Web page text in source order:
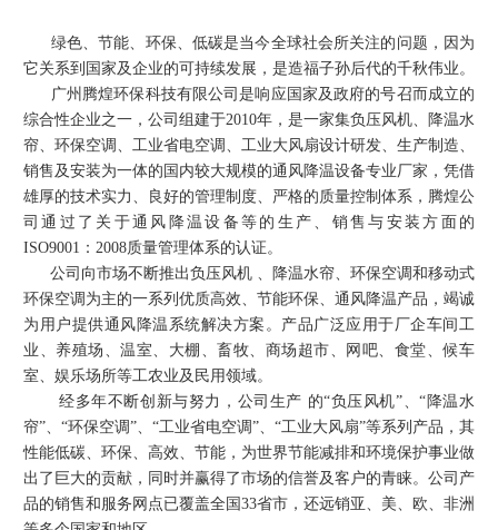
绿色、节能、环保、低碳是当今全球社会所关注的问题，因为
它关系到国家及企业的可持续发展，是造福子孙后代的千秋伟业。
广州腾煌环保科技有限公司是响应国家及政府的号召而成立的
综合性企业之一，公司组建于2010年，是一家集负压风机、降温水
帘、环保空调、工业省电空调、工业大风扇设计研发、生产制造、
销售及安装为一体的国内较大规模的通风降温设备专业厂家，凭借
雄厚的技术实力、良好的管理制度、严格的质量控制体系，腾煌公
司通过了关于通风降温设备等的生产、销售与安装方面的
ISO9001：2008质量管理体系的认证。
公司向市场不断推出负压风机 、降温水帘、环保空调和移动式
环保空调为主的一系列优质高效、节能环保、通风降温产品，竭诚
为用户提供通风降温系统解决方案。产品广泛应用于厂企车间工
业、养殖场、温室、大棚、畜牧、商场超市、网吧、食堂、候车
室、娱乐场所等工农业及民用领域。
经多年不断创新与努力，公司生产 的“负压风机”、“降温水
帘”、“环保空调”、“工业省电空调”、 “工业大风扇”等系列产品，其
性能低碳、环保、高效、节能，为世界节能减排和环境保护事业做
出了巨大的贡献，同时并赢得了市场的信誉及客户的青睐。公司产
品的销售和服务网点已覆盖全国33省市，还远销亚、美、欧、非洲